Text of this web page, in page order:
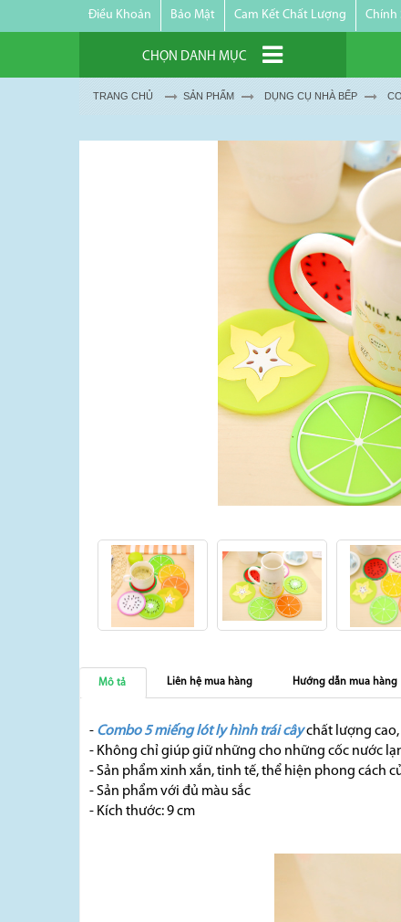
Điều Khoản Bảo Mật Cam Kết Chất Lượng Chính
CHỌN DANH MỤC
TRANG CHỦ SẢN PHẨM DỤNG CỤ NHÀ BẾP
Mô tả Liên hệ mua hàng Hướng dẫn mua hàng
- Combo 5 miếng lót ly hình trái câychất lượng
- Không chỉ giúp giữ những cho những cốc nước
- Sản phẩm xinh xắn, tinh tế, thể hiện phong cách
- Sản phẩm với đủ màu sắc
- Kích thước: 9 cm